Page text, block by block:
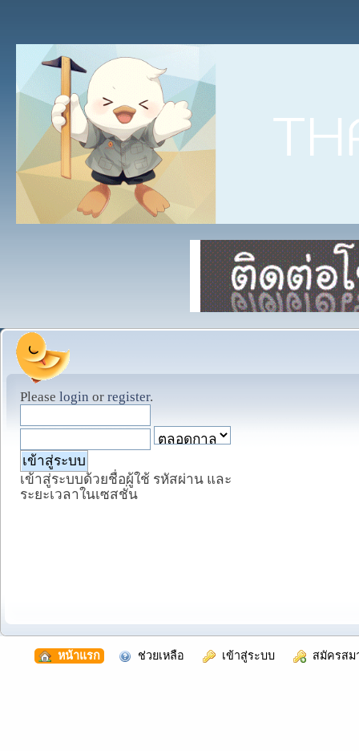
Please login or register.
เข้าสู่ระบบด้วยชื่อผู้ใช้ รหัสผ่าน และ
ระยะเวลาในเซสชั่น
หน้าแรก ช่วยเหลือ เข้าสู่ระบบ สมัครสม